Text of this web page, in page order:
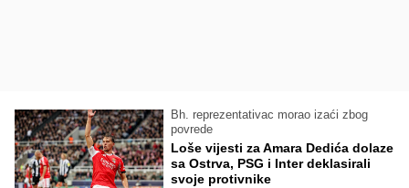
Bh. reprezentativac morao izaći zbog
povrede
Loše vijesti za Amara Dedića dolaze
sa Ostrva, PSG i Inter deklasirali
svoje protivnike